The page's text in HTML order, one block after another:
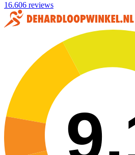
16.606 reviews